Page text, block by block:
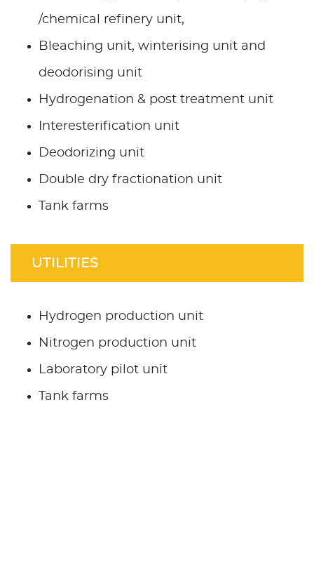
/chemical refinery unit,
Bleaching unit, winterising unit and
deodorising unit
Hydrogenation & post treatment unit
Interesterification unit
Deodorizing unit
Double dry fractionation unit
Tank farms
UTILITIES
Hydrogen production unit
Nitrogen production unit
Laboratory pilot unit
Tank farms